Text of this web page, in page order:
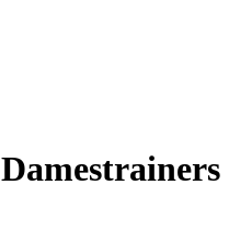
Damestrainers